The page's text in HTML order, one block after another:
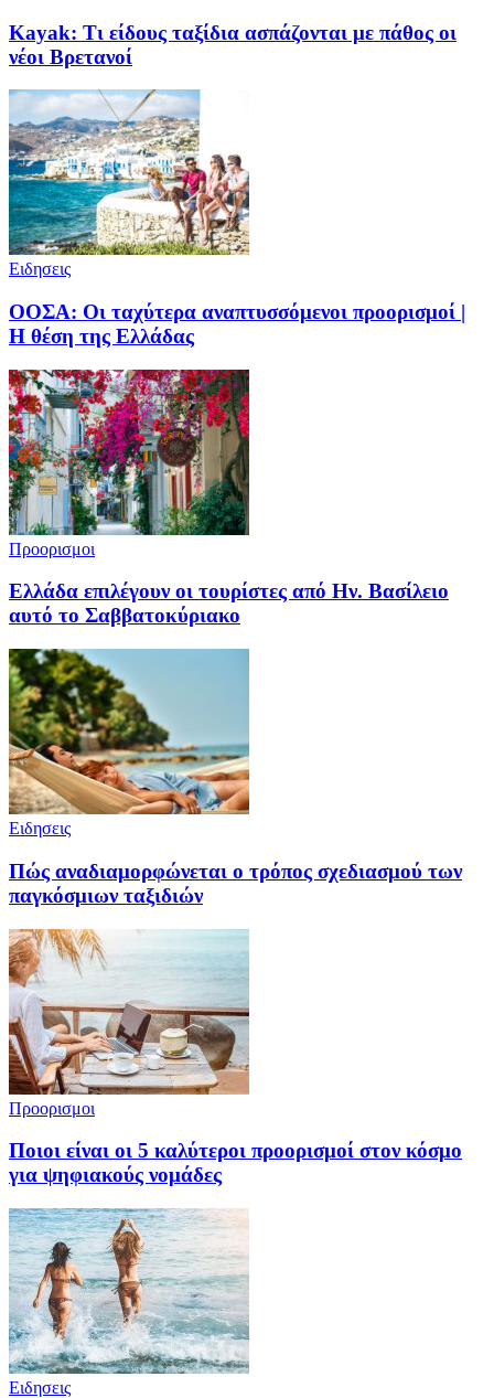
Kayak: Τι είδους ταξίδια ασπάζονται με πάθος οι
νέοι Βρετανοί
Ειδησεις
ΟΟΣΑ: Οι ταχύτερα αναπτυσσόμενοι προορισμοί |
Η θέση της Ελλάδας
Προορισμοι
Ελλάδα επιλέγουν οι τουρίστες από Ην. Βασίλειο
αυτό το Σαββατοκύριακο
Ειδησεις
Πώς αναδιαμορφώνεται ο τρόπος σχεδιασμού των
παγκόσμιων ταξιδιών
Προορισμοι
Ποιοι είναι οι 5 καλύτεροι προορισμοί στον κόσμο
για ψηφιακούς νομάδες
Ειδησεις